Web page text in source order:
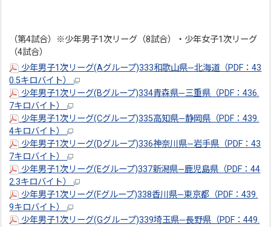
（第4試合）※少年男子1次リーグ（8試合）・少年女子1次リーグ
（4試合）
少年男子1次リーグ(Aグループ)333和歌山県―北海道（PDF：43
0.5キロバイト）
少年男子1次リーグ(Bグループ)334青森県―三重県（PDF：436.
7キロバイト）
少年男子1次リーグ(Cグループ)335高知県―静岡県（PDF：439.
4キロバイト）
少年男子1次リーグ(Dグループ)336神奈川県―岩手県（PDF：43
7キロバイト）
少年男子1次リーグ(Eグループ)337新潟県―鹿児島県（PDF：44
2.3キロバイト）
少年男子1次リーグ(Fグループ)338香川県―東京都（PDF：439.
9キロバイト）
少年男子1次リーグ(Gグループ)339埼玉県―長野県（PDF：449.